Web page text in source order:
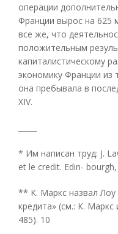
операции
Франции вырос на 625
все же, что
положительным
капиталистическому
экономику Франции из
она пребывала в
XIV.
* Им написан труд: J.
et le credit. Edin-
** К. Маркс назвал Лоу
кредита» (см.: К. Маркс
485). 10